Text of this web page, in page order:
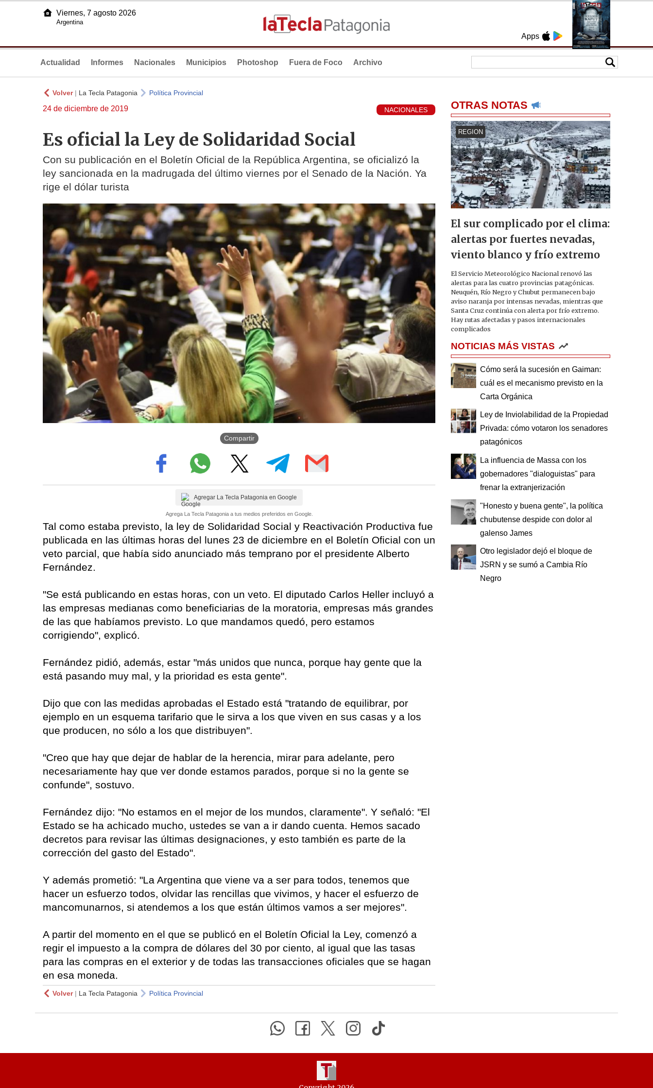
Apps
Viernes, 7 agosto 2026
Argentina
Actualidad Informes Nacionales Municipios Photoshop Fuera de Foco Archivo
Volver| La Tecla Patagonia Política Provincial
24 de diciembre de 2019 NACIONALES
Es oficial la Ley de Solidaridad Social
Con su publicación en el Boletín Oficial de la República Argentina, se oficializó la
ley sancionada en la madrugada del último viernes por el Senado de la Nación. Ya
rige el dólar turista
Compartir
Agregar La Tecla Patagonia en Google
Agrega La Tecla Patagonia a tus medios preferidos en Google.
Tal como estaba previsto, la ley de Solidaridad Social y Reactivación Productiva fue
publicada en las últimas horas del lunes 23 de diciembre en el Boletín Oficial con un
veto parcial, que había sido anunciado más temprano por el presidente Alberto
Fernández.
"Se está publicando en estas horas, con un veto. El diputado Carlos Heller incluyó a
las empresas medianas como beneficiarias de la moratoria, empresas más grandes
de las que habíamos previsto. Lo que mandamos quedó, pero estamos
corrigiendo", explicó.
Fernández pidió, además, estar "más unidos que nunca, porque hay gente que la
está pasando muy mal, y la prioridad es esta gente".
Dijo que con las medidas aprobadas el Estado está "tratando de equilibrar, por
ejemplo en un esquema tarifario que le sirva a los que viven en sus casas y a los
que producen, no sólo a los que distribuyen".
"Creo que hay que dejar de hablar de la herencia, mirar para adelante, pero
necesariamente hay que ver donde estamos parados, porque si no la gente se
confunde", sostuvo.
Fernández dijo: "No estamos en el mejor de los mundos, claramente". Y señaló: "El
Estado se ha achicado mucho, ustedes se van a ir dando cuenta. Hemos sacado
decretos para revisar las últimas designaciones, y esto también es parte de la
corrección del gasto del Estado".
Y además prometió: "La Argentina que viene va a ser para todos, tenemos que
hacer un esfuerzo todos, olvidar las rencillas que vivimos, y hacer el esfuerzo de
mancomunarnos, si atendemos a los que están últimos vamos a ser mejores".
A partir del momento en el que se publicó en el Boletín Oficial la Ley, comenzó a
regir el impuesto a la compra de dólares del 30 por ciento, al igual que las tasas
para las compras en el exterior y de todas las transacciones oficiales que se hagan
en esa moneda.
Volver| La Tecla Patagonia Política Provincial
OTRAS NOTAS
REGION
El sur complicado por el clima:
alertas por fuertes nevadas,
viento blanco y frío extremo
El Servicio Meteorológico Nacional renovó las
alertas para las cuatro provincias patagónicas.
Neuquén, Río Negro y Chubut permanecen bajo
aviso naranja por intensas nevadas, mientras que
Santa Cruz continúa con alerta por frío extremo.
Hay rutas afectadas y pasos internacionales
complicados
NOTICIAS MÁS VISTAS
Cómo será la sucesión en Gaiman:
cuál es el mecanismo previsto en la
Carta Orgánica
Ley de Inviolabilidad de la Propiedad
Privada: cómo votaron los senadores
patagónicos
La influencia de Massa con los
gobernadores "dialoguistas" para
frenar la extranjerización
"Honesto y buena gente", la política
chubutense despide con dolor al
galenso James
Otro legislador dejó el bloque de
JSRN y se sumó a Cambia Río
Negro